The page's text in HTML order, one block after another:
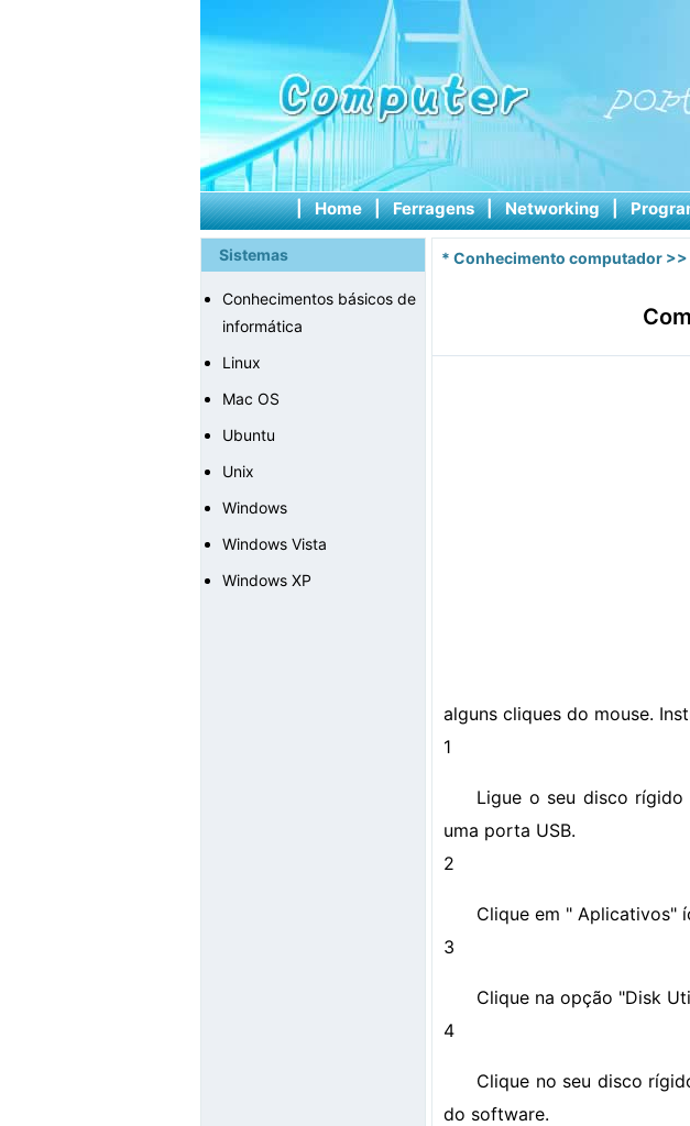
| Home | Ferragens | Networking |
Sistemas
Conhecimentos básicos de
informática
Linux
Mac OS
Ubuntu
Unix
Windows
Windows Vista
Windows XP
* Conhecimento computador >>
alguns cliques do mouse.
1
Ligue o seu disco
uma porta USB.
2
Clique em " Aplicativos"
3
Clique na opção "Disk
4
Clique no seu disco
do software.